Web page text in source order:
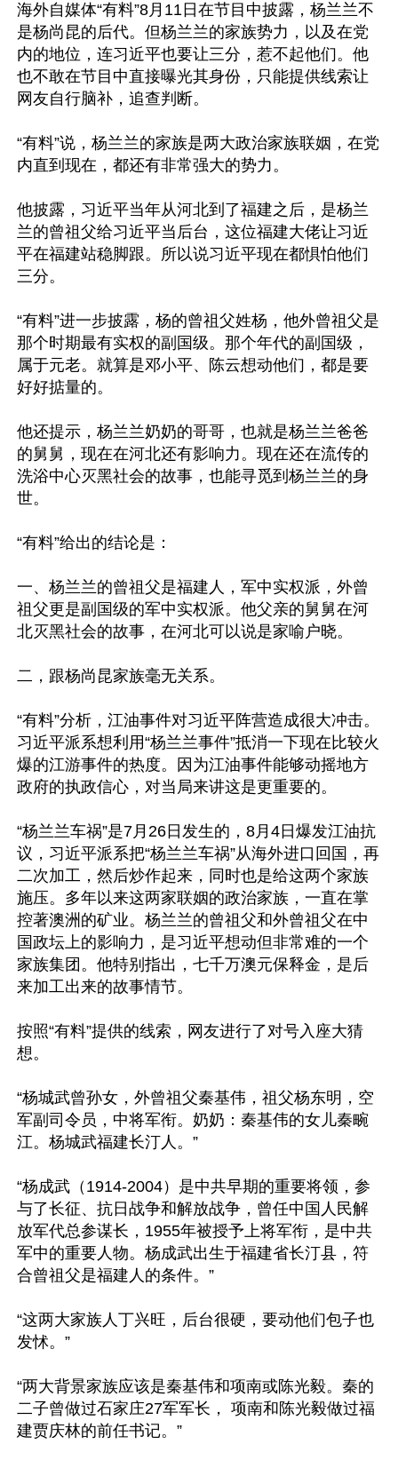
海外自媒体“有料”8月11日在节目中披露，杨兰兰不
是杨尚昆的后代。但杨兰兰的家族势力，以及在党
内的地位，连习近平也要让三分，惹不起他们。他
也不敢在节目中直接曝光其身份，只能提供线索让
网友自行脑补，追查判断。
“有料”说，杨兰兰的家族是两大政治家族联姻，在党
内直到现在，都还有非常强大的势力。
他披露，习近平当年从河北到了福建之后，是杨兰
兰的曾祖父给习近平当后台，这位福建大佬让习近
平在福建站稳脚跟。所以说习近平现在都惧怕他们
三分。
“有料”进一步披露，杨的曾祖父姓杨，他外曾祖父是
那个时期最有实权的副国级。那个年代的副国级，
属于元老。就算是邓小平、陈云想动他们，都是要
好好掂量的。
他还提示，杨兰兰奶奶的哥哥，也就是杨兰兰爸爸
的舅舅，现在在河北还有影响力。现在还在流传的
洗浴中心灭黑社会的故事，也能寻觅到杨兰兰的身
世。
“有料”给出的结论是：
一、杨兰兰的曾祖父是福建人，军中实权派，外曾
祖父更是副国级的军中实权派。他父亲的舅舅在河
北灭黑社会的故事，在河北可以说是家喻户晓。
二，跟杨尚昆家族毫无关系。
“有料”分析，江油事件对习近平阵营造成很大冲击。
习近平派系想利用“杨兰兰事件”抵消一下现在比较火
爆的江游事件的热度。因为江油事件能够动摇地方
政府的执政信心，对当局来讲这是更重要的。
“杨兰兰车祸”是7月26日发生的，8月4日爆发江油抗
议，习近平派系把“杨兰兰车祸”从海外进口回国，再
二次加工，然后炒作起来，同时也是给这两个家族
施压。多年以来这两家联姻的政治家族，一直在掌
控著澳洲的矿业。杨兰兰的曾祖父和外曾祖父在中
国政坛上的影响力，是习近平想动但非常难的一个
家族集团。他特别指出，七千万澳元保释金，是后
来加工出来的故事情节。
按照“有料”提供的线索，网友进行了对号入座大猜
想。
“杨城武曾孙女，外曾祖父秦基伟，祖父杨东明，空
军副司令员，中将军衔。奶奶：秦基伟的女儿秦畹
江。杨城武福建长汀人。”
“杨成武（1914-2004）是中共早期的重要将领，参
与了长征、抗日战争和解放战争，曾任中国人民解
放军代总参谋长，1955年被授予上将军衔，是中共
军中的重要人物。杨成武出生于福建省长汀县，符
合曾祖父是福建人的条件。”
“这两大家族人丁兴旺，后台很硬，要动他们包子也
发怵。”
“两大背景家族应该是秦基伟和项南或陈光毅。秦的
二子曾做过石家庄27军军长， 项南和陈光毅做过福
建贾庆林的前任书记。”